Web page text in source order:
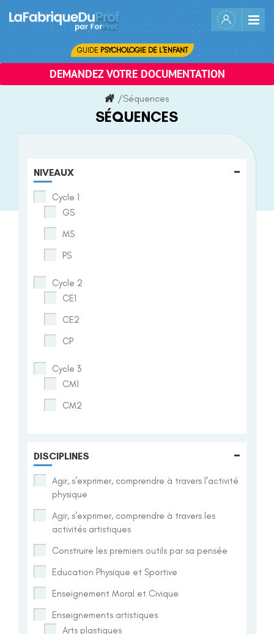
content
GUIDE PSYCHOLOGIE DE L'ENFANT
DEMANDEZ VOTRE DOCUMENTATION
/Séquences
SÉQUENCES
NIVEAUX -
Cycle 1
GS
MS
PS
Cycle 2
CE1
CE2
CP
Cycle 3
CM1
CM2
DISCIPLINES -
Agir, s'exprimer, comprendre à travers l'activité
physique
Agir, s'exprimer, comprendre à travers les
activités artistiques
Construire les premiers outils par sa pensée
Education Physique et Sportive
Enseignement Moral et Civique
Enseignements artistiques
Arts plastiques